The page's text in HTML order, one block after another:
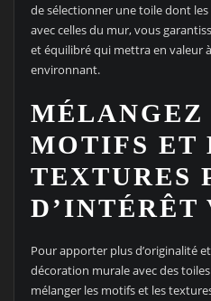
de sélectionner une toile dont
avec celles du mur, vous
et équilibré qui mettra en valeur
environnant.
MÉLANGEZ
MOTIFS ET
TEXTURES
D’INTÉRÊT
Pour apporter plus d’originalité
décoration murale avec des
mélanger les motifs et les